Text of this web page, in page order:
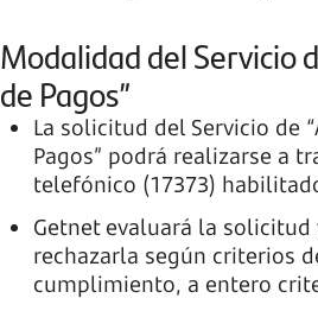
Modalidad del Servicio
de Pagos”
La solicitud del Servicio de
Pagos” podrá realizarse a
telefónico (17373)
Getnet evaluará la
rechazarla según criterios
cumplimiento, a entero